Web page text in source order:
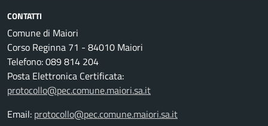
CONTATTI
Comune di Maiori
Corso Reginna 71 - 84010 Maiori
Telefono: 089 814 204
Posta Elettronica Certificata:
protocollo@pec.comune.maiori.sa.it
Email: protocollo@pec.comune.maiori.sa.it